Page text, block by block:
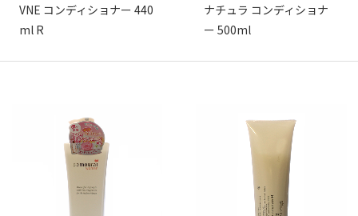
VNE コンディショナー 440
ml R
ナチュラ コンディショナ
ー 500ml